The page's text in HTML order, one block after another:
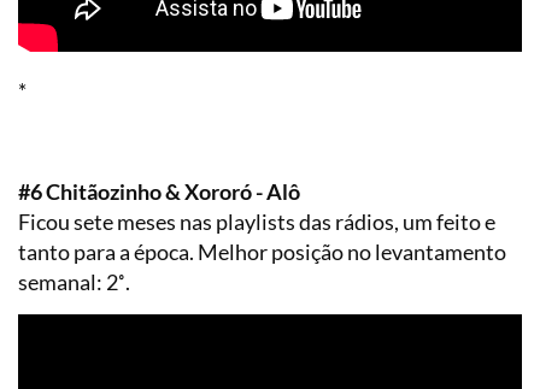
*
#6 Chitãozinho & Xororó - Alô
Ficou sete meses nas playlists das rádios, um feito e
tanto para a época. Melhor posição no levantamento
semanal: 2˚.